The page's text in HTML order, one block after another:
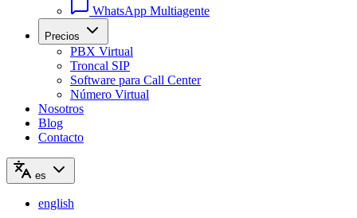
WhatsApp Multiagente
Precios
PBX Virtual
Troncal SIP
Software para Call Center
Número Virtual
Nosotros
Blog
Contacto
es
english